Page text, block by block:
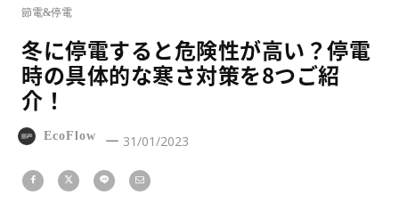
節電&停電
冬に停電すると危険性が高い？停電
時の具体的な寒さ対策を8つご紹
介！
EcoFlow 31/01/2023